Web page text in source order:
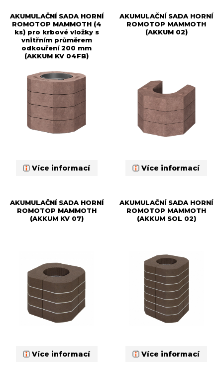
AKUMULAČNÍ SADA HORNÍ
ROMOTOP MAMMOTH (4
ks) pro krbové vložky s
vnitřním průměrem
odkouření 200 mm
(AKKUM KV 04FB)
Více informací
AKUMULAČNÍ SADA HORNÍ
ROMOTOP MAMMOTH
(AKKUM 02)
Více informací
AKUMULAČNÍ SADA HORNÍ
ROMOTOP MAMMOTH
(AKKUM KV 07)
Více informací
AKUMULAČNÍ SADA HORNÍ
ROMOTOP MAMMOTH
(AKKUM SOL 02)
Více informací